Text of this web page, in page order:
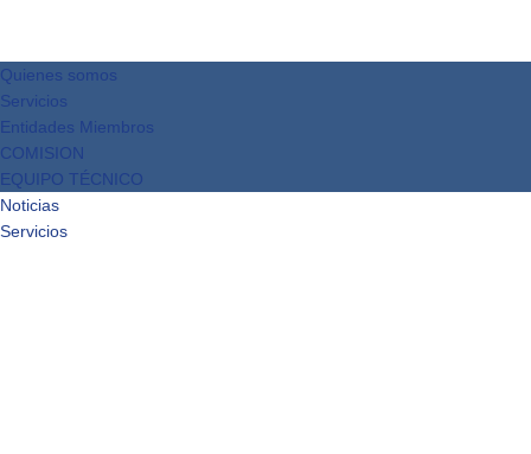
Quienes somos
Servicios
Entidades Miembros
COMISION
EQUIPO TÉCNICO
Noticias
Servicios